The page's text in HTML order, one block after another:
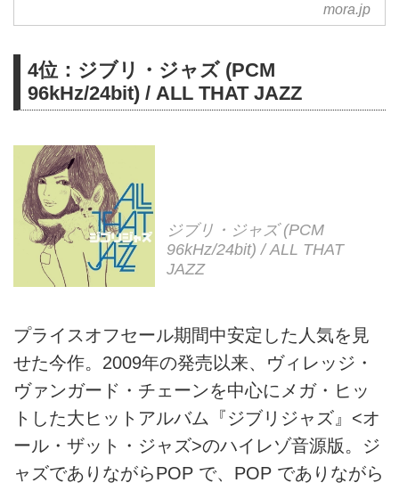
mora.jp
4位：ジブリ・ジャズ (PCM
96kHz/24bit) / ALL THAT JAZZ
ジブリ・ジャズ (PCM
96kHz/24bit) / ALL THAT
JAZZ
プライスオフセール期間中安定した人気を見
せた今作。2009年の発売以来、ヴィレッジ・
ヴァンガード・チェーンを中心にメガ・ヒッ
トした大ヒットアルバム『ジブリジャズ』<オ
ール・ザット・ジャズ>のハイレゾ音源版。ジ
ャズでありながらPOP で、POP でありながら